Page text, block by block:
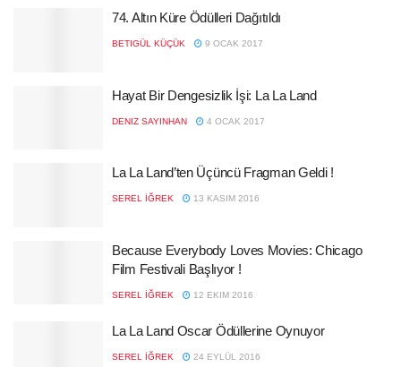
74. Altın Küre Ödülleri Dağıtıldı
BETIGÜL KÜÇÜK 9 OCAK 2017
Hayat Bir Dengesizlik İşi: La La Land
DENIZ SAYINHAN 4 OCAK 2017
La La Land’ten Üçüncü Fragman Geldi !
SEREL İĞREK 13 KASIM 2016
Because Everybody Loves Movies: Chicago
Film Festivali Başlıyor !
SEREL İĞREK 12 EKIM 2016
La La Land Oscar Ödüllerine Oynuyor
SEREL İĞREK 24 EYLÜL 2016